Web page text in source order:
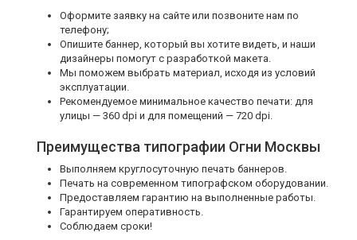
Оформите заявку на сайте или позвоните нам по
телефону;
Опишите баннер, который вы хотите видеть, и наши
дизайнеры помогут с разработкой макета.
Мы поможем выбрать материал, исходя из условий
эксплуатации.
Рекомендуемое минимальное качество печати: для
улицы — 360 dpi и для помещений — 720 dpi.
Преимущества типографии Огни Москвы
Выполняем круглосуточную печать баннеров.
Печать на современном типографском оборудовании.
Предоставляем гарантию на выполненные работы.
Гарантируем оперативность.
Соблюдаем сроки!